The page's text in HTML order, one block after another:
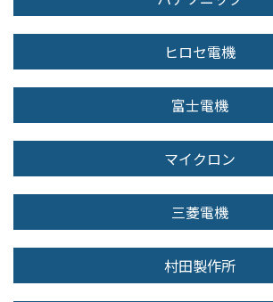
ヒロセ電機
富士電機
マイクロン
三菱電機
村田製作所